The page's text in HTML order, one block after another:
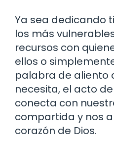
Ya sea dedicando
los más
recursos con
ellos o
palabra de aliento
necesita, el acto
conecta con
compartida y nos
corazón de Dios.